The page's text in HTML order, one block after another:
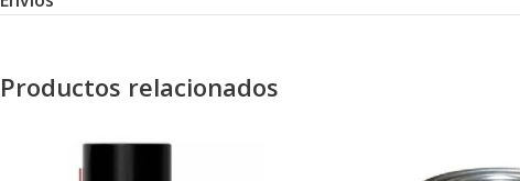
Productos relacionados